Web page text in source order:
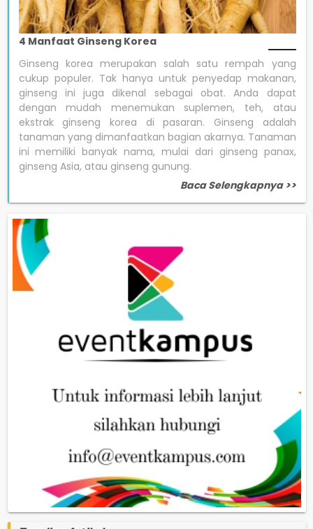
4 Manfaat Ginseng Korea
Ginseng korea merupakan salah satu rempah yang
cukup populer. Tak hanya untuk penyedap makanan,
ginseng ini juga dikenal sebagai obat. Anda dapat
dengan mudah menemukan suplemen, teh, atau
ekstrak ginseng korea di pasaran. Ginseng adalah
tanaman yang dimanfaatkan bagian akarnya. Tanaman
ini memiliki banyak nama, mulai dari ginseng panax,
ginseng Asia, atau ginseng gunung.
Baca Selengkapnya >>